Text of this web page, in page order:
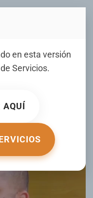
Medios
en esta versión
Servicios.
AQUÍ
Semana
EL 02 ABRIL 2019